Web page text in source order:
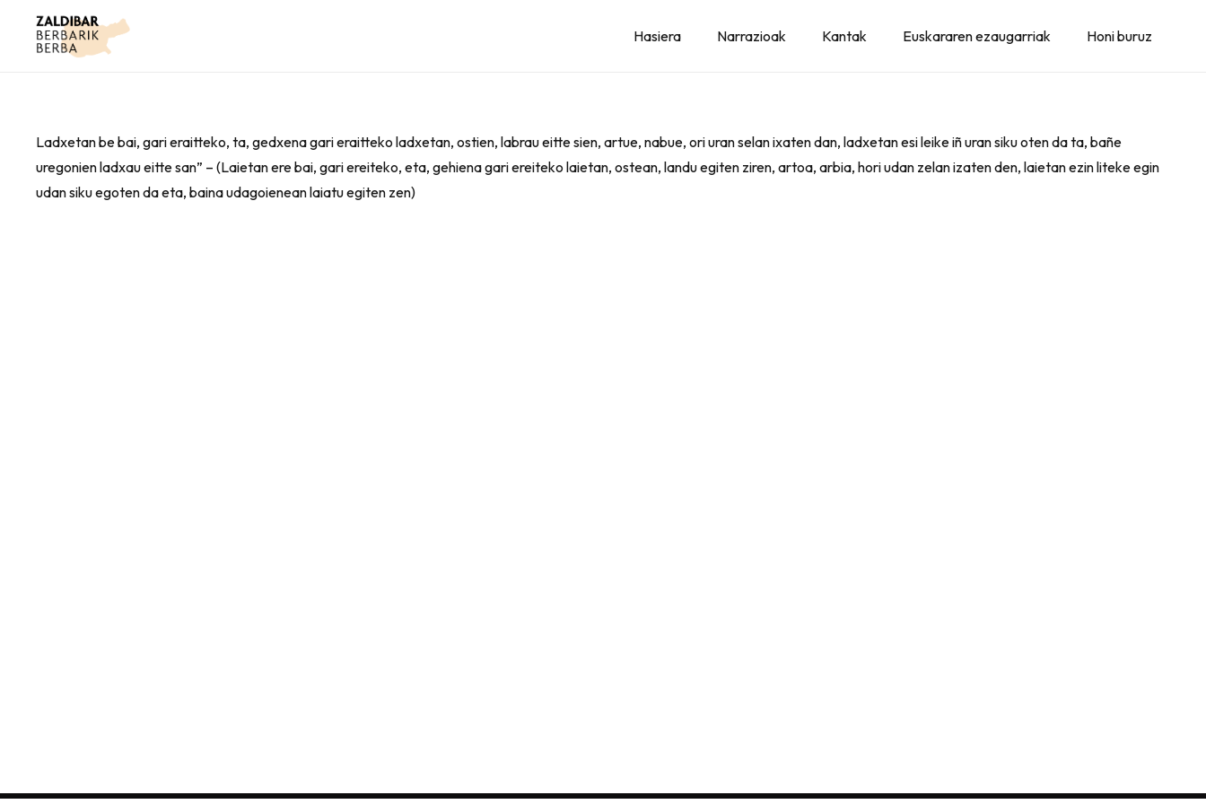
Hasiera Narrazioak Kantak Euskararen ezaugarriak Honi buruz
Ladxetan be bai, gari eraitteko, ta, gedxena gari eraitteko ladxetan, ostien, labrau eitte sien, artue, nabue, ori uran selan ixaten dan, ladxetan esi leike iñ uran siku oten da ta, bañe
uregonien ladxau eitte san” – (Laietan ere bai, gari ereiteko, eta, gehiena gari ereiteko laietan, ostean, landu egiten ziren, artoa, arbia, hori udan zelan izaten den, laietan ezin liteke egin
udan siku egoten da eta, baina udagoienean laiatu egiten zen)